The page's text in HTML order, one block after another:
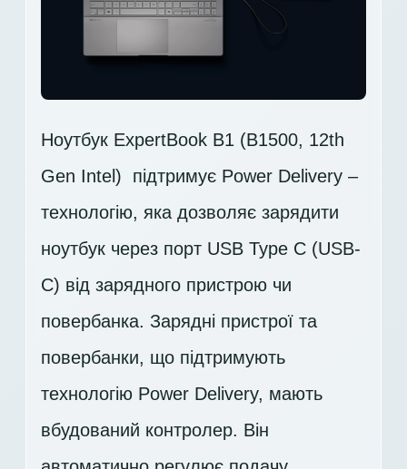
Ноутбук ExpertBook B1 (B1500, 12th
Gen Intel) ​ підтримує Power Delivery –
технологію, яка дозволяє зарядити
ноутбук через порт USB Type C (USB-
C) від зарядного пристрою чи
повербанка. Зарядні пристрої та
повербанки, що підтримують
технологію Power Delivery, мають
вбудований контролер. Він